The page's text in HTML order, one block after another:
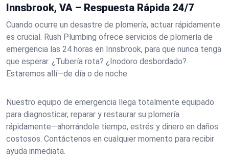
Innsbrook, VA – Respuesta Rápida 24/7
Cuando ocurre un desastre de plomería, actuar rápidamente
es crucial. Rush Plumbing ofrece servicios de plomería de
emergencia las 24 horas en Innsbrook, para que nunca tenga
que esperar. ¿Tubería rota? ¿Inodoro desbordado?
Estaremos allí—de día o de noche.
Nuestro equipo de emergencia llega totalmente equipado
para diagnosticar, reparar y restaurar su plomería
rápidamente—ahorrándole tiempo, estrés y dinero en daños
costosos. Contáctenos en cualquier momento para recibir
ayuda inmediata.